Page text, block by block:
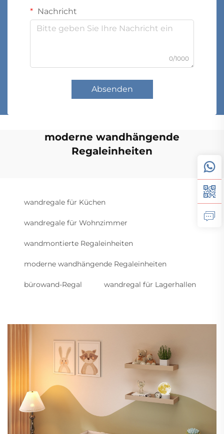
Nachricht
0/1000
Absenden
moderne wandhängende
Regaleinheiten
wandregale für Küchen
wandregale für Wohnzimmer
wandmontierte Regaleinheiten
moderne wandhängende Regaleinheiten
bürowand-Regal wandregal für Lagerhallen